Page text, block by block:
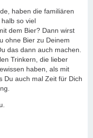
haben die familiären
so viel
dem Bier? Dann wirst
ohne Bier zu Deinem
das dann auch machen.
Trinkern, die lieber
haben, als mit
Du auch mal Zeit für Dich